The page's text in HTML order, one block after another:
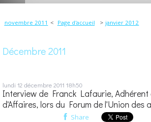
novembre 2011 Page d'accueil janvier 2012
Décembre 2011
lundi 12 décembre 2011 18h50
Interview de Franck Lafaurie, Adhérent
d'Affaires, lors du Forum de l'Union des
Share